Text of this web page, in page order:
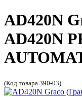
AD420N
AD420N
(Код товара 390-03)